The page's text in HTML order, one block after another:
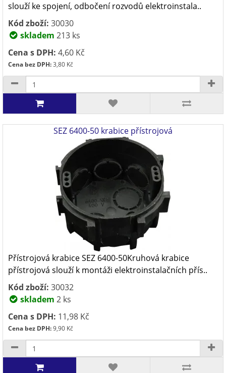
slouží ke spojení, odbočení rozvodů elektroinstala..
Kód zboží: 30030
skladem 213 ks
Cena s DPH: 4,60 Kč
Cena bez DPH:3,80 Kč
SEZ 6400-50 krabice přístrojová
Přístrojová krabice SEZ 6400-50Kruhová krabice
přístrojová slouží k montáži elektroinstalačních přís..
Kód zboží: 30032
skladem 2 ks
Cena s DPH: 11,98 Kč
Cena bez DPH:9,90 Kč